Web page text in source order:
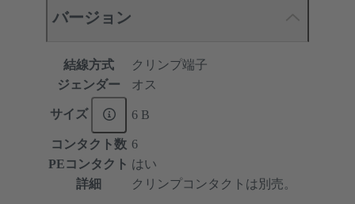
バージョン
結線方式
クリンプ端子
ジェンダー
オス
サイズ 6 B
コンタクト数 6
PEコンタクト はい
詳細
クリンプコンタクトは別売。